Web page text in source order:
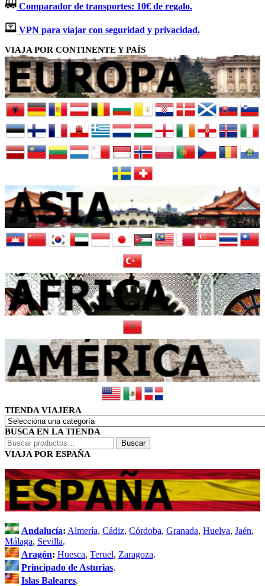
Comparador de transportes: 10€ de regalo.
VPN para viajar con seguridad y privacidad.
VIAJA POR CONTINENTE Y PAÍS
TIENDA VIAJERA
BUSCA EN LA TIENDA
Buscar
por:
Buscar
VIAJA POR ESPAÑA
Andalucía: Almería, Cádiz, Córdoba, Granada, Huelva, Jaén,
Málaga, Sevilla.
Aragón: Huesca, Teruel, Zaragoza.
Principado de Asturias.
Islas Baleares.